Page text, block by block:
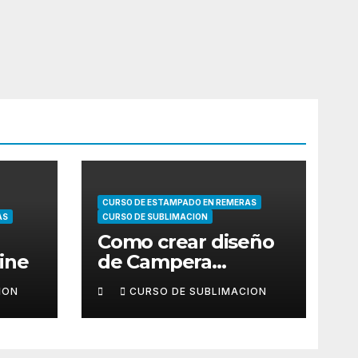
CURSO DE ESTAMPADO EN REMERAS
CURSO DE SUBLIMACION
Como crear diseño
de Campera
Deportiva y
pantalón para
Sublimar Curso de
CURSO DE SUBLIMACION